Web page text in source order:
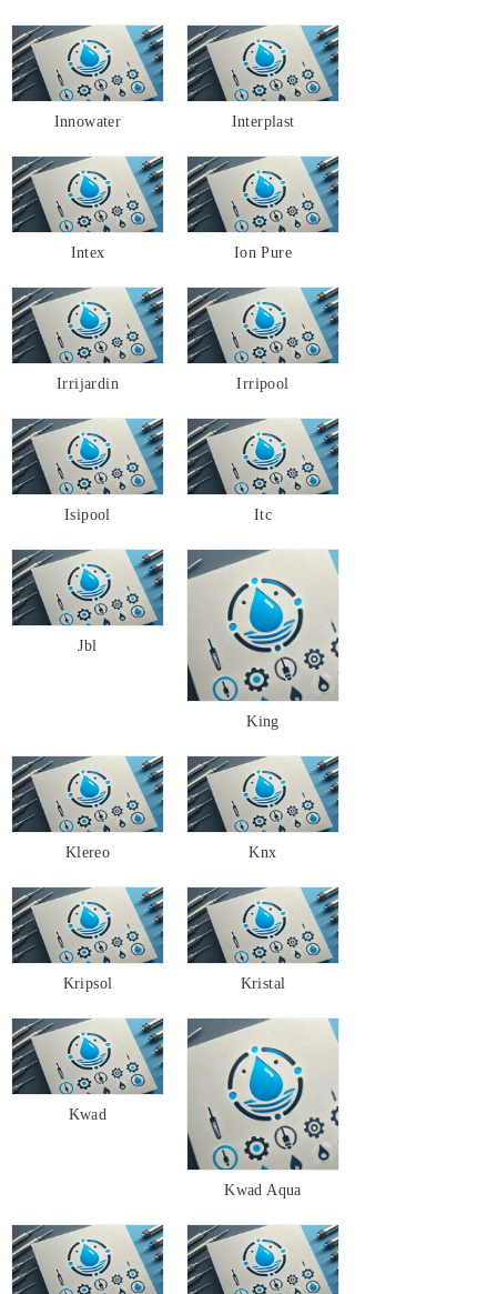
Innowater Interplast
Intex Ion Pure
Irrijardin Irripool
Isipool Itc
Jbl
King
Klereo Knx
Kripsol Kristal
Kwad
Kwad Aqua